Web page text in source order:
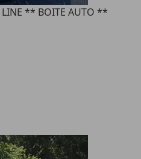
LINE ** BOITE AUTO **